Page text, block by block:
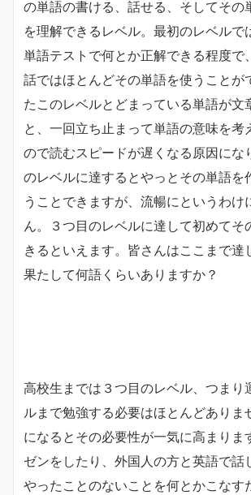
の単語の書ける、話せる、そしてその
を理解できるレベル。最初のレベルで
単語テストで何とか正解できる程度で
話ではほとんどその単語を使うことが
たこのレベルとどまっている単語が文
と、一回立ち止まって単語の意味を考
ので読むスピードが遅くなる原因にな
のレベルに達するとやっとその単語を
うことできますが、流暢にというわけ
ん。３つ目のレベルに達して初めてそ
きるといえます。皆さんはここまで達
果たして何語くらいありますか？
高校生までは３つ目のレベル、つまり
ルまで勉強する必要はほとんどありま
になるとその必要性が一気に高まりま
ゼンをしたり、外国人の方と英語で話
やったことのないことを何とかこなす